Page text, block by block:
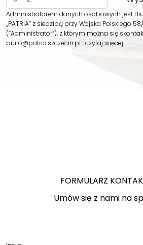
Administratorem danych osobowych jest
„PATRIA” z siedzibą przy Wojska Polskiego
(“Administrator”), z którym można się
biuro@patria.szczecin.pl…czytaj więcej
FORMULARZ
Umów się z nami na